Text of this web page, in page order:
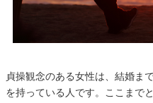
貞操観念のある女性は、結婚ま
を持っている人です。ここまで